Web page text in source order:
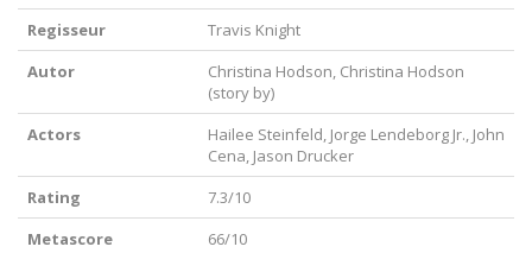
Regisseur
Travis Knight
Autor
Christina Hodson, Christina Hodson
(story by)
Actors
Hailee Steinfeld, Jorge Lendeborg Jr., John
Cena, Jason Drucker
Rating
7.3/10
Metascore
66/10